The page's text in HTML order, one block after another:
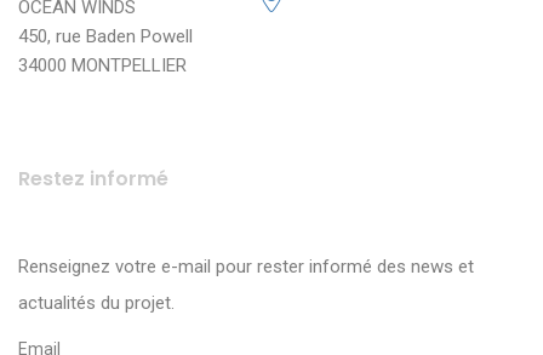
OCEAN WINDS
450, rue Baden Powell
34000 MONTPELLIER
Restez informé
Renseignez votre e-mail pour rester informé des news et
actualités du projet.
Email